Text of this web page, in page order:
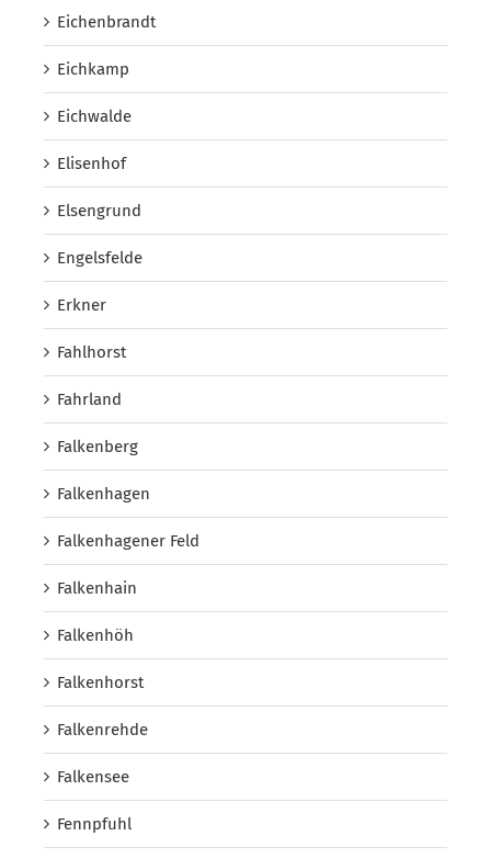
Eichenbrandt
Eichkamp
Eichwalde
Elisenhof
Elsengrund
Engelsfelde
Erkner
Fahlhorst
Fahrland
Falkenberg
Falkenhagen
Falkenhagener Feld
Falkenhain
Falkenhöh
Falkenhorst
Falkenrehde
Falkensee
Fennpfuhl